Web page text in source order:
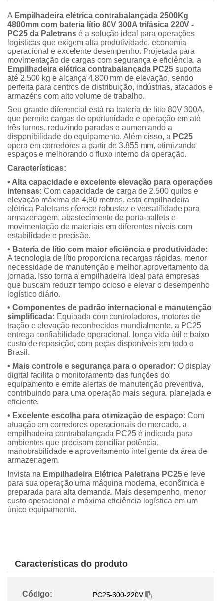
A Empilhadeira elétrica contrabalançada 2500Kg
4800mm com bateria lítio 80V 300A trifásica 220V -
PC25 da Paletrans é a solução ideal para operações
logísticas que exigem alta produtividade, economia
operacional e excelente desempenho. Projetada para
movimentação de cargas com segurança e eficiência, a
Empilhadeira elétrica contrabalançada PC25 suporta
até 2.500 kg e alcança 4.800 mm de elevação, sendo
perfeita para centros de distribuição, indústrias, atacados e
armazéns com alto volume de trabalho.
Seu grande diferencial está na bateria de lítio 80V 300A,
que permite cargas de oportunidade e operação em até
três turnos, reduzindo paradas e aumentando a
disponibilidade do equipamento. Além disso, a PC25
opera em corredores a partir de 3.855 mm, otimizando
espaços e melhorando o fluxo interno da operação.
Características:
• Alta capacidade e excelente elevação para operações
intensas: Com capacidade de carga de 2.500 quilos e
elevação máxima de 4,80 metros, esta empilhadeira
elétrica Paletrans oferece robustez e versatilidade para
armazenagem, abastecimento de porta-pallets e
movimentação de materiais em diferentes níveis com
estabilidade e precisão.
• Bateria de lítio com maior eficiência e produtividade:
A tecnologia de lítio proporciona recargas rápidas, menor
necessidade de manutenção e melhor aproveitamento da
jornada. Isso torna a empilhadeira ideal para empresas
que buscam reduzir tempo ocioso e elevar o desempenho
logístico diário.
• Componentes de padrão internacional e manutenção
simplificada: Equipada com controladores, motores de
tração e elevação reconhecidos mundialmente, a PC25
entrega confiabilidade operacional, longa vida útil e baixo
custo de reposição, com peças disponíveis em todo o
Brasil.
• Mais controle e segurança para o operador: O display
digital facilita o monitoramento das funções do
equipamento e emite alertas de manutenção preventiva,
contribuindo para uma operação mais segura, planejada e
eficiente.
• Excelente escolha para otimização de espaço: Com
atuação em corredores operacionais de mercado, a
empilhadeira contrabalançada PC25 é indicada para
ambientes que precisam conciliar potência,
manobrabilidade e aproveitamento inteligente da área de
armazenagem.
Invista na Empilhadeira Elétrica Paletrans PC25 e leve
para sua operação uma máquina moderna, econômica e
preparada para alta demanda. Mais desempenho, menor
custo operacional e máxima eficiência logística em um
único equipamento.
Características do produto
Código: PC25-300-220V